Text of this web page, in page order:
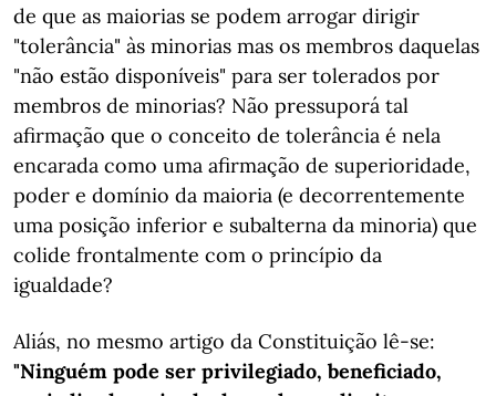
de que as maiorias se podem arrogar dirigir
"tolerância" às minorias mas os membros daquelas
"não estão disponíveis" para ser tolerados por
membros de minorias? Não pressuporá tal
afirmação que o conceito de tolerância é nela
encarada como uma afirmação de superioridade,
poder e domínio da maioria (e decorrentemente
uma posição inferior e subalterna da minoria) que
colide frontalmente com o princípio da
igualdade?
Aliás, no mesmo artigo da Constituição lê-se:
"Ninguém pode ser privilegiado, beneficiado,